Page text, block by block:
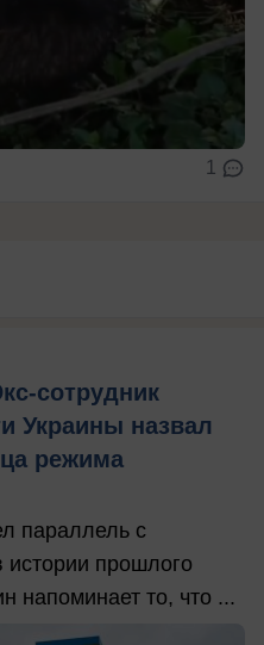
1
сотрудник
Украины назвал
режима
параллель с
истории прошлого
напоминает то, что ...